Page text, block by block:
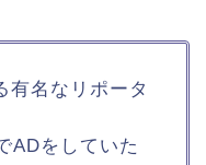
有名なリポータ
ADをしていた